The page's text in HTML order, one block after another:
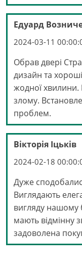
Едуард
2024-03-11
Обрав двері
дизайн та
жодної хвилини.
злому.
проблем.
Вікторія Іцьків
2024-02-18
Дуже
Виглядають
вигляду нашому
мають відмінну
задоволена